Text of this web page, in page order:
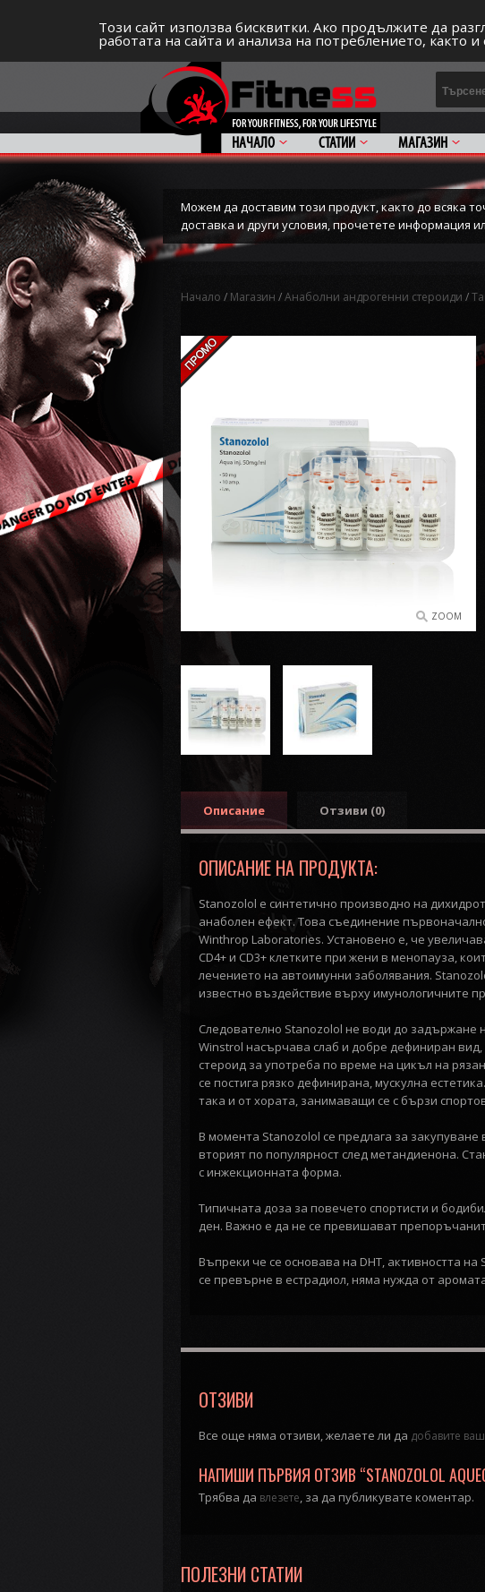
Този сайт използва бисквитки. Ако продължите да
работата на сайта и анализа на потреблението, както
СПОРТЪТ И ДОБАВКИТЕ КАТО НАЧИН НА ЖИВОТ
НАЧАЛО СТАТИИ МАГАЗИН
Можем да доставим този продукт, както до всяка
доставка и други условия, прочетете информация
Начало / Магазин /Анаболни андрогенни стероиди /
ZOOM
Описание Отзиви (0)
ОПИСАНИЕ НА ПРОДУКТА:
Stanozolol е синтетично производно на
анаболен ефект. Това съединение
Winthrop Laboratories. Установено е, че
CD4+ и CD3+ клетките при жени в менопауза,
лечението на автоимунни заболявания.
известно въздействие върху имунологичните
Следователно Stanozolol не води до задържане
Winstrol насърчава слаб и добре дефиниран
стероид за употреба по време на цикъл на
се постига рязко дефинирана, мускулна
така и от хората, занимаващи се с бързи
В момента Stanozolol се предлага за
вторият по популярност след метандиенона.
с инжекционната форма.
Типичната доза за повечето спортисти и
ден. Важно е да не се превишават
Въпреки че се основава на DHT, активността
се превърне в естрадиол, няма нужда от
ОТЗИВИ
Все още няма отзиви, желаете ли да добавите
НАПИШИ ПЪРВИЯ ОТЗИВ “STANOZOLOL
Трябва да влезете, за да публикувате коментар.
ПОЛЕЗНИ СТАТИИ